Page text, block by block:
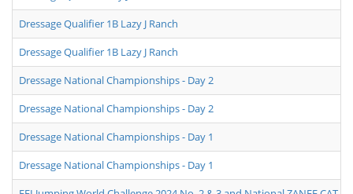
Dressage Qualifier 1B Lazy J Ranch
Dressage Qualifier 1B Lazy J Ranch
Dressage National Championships - Day 2
Dressage National Championships - Day 2
Dressage National Championships - Day 1
Dressage National Championships - Day 1